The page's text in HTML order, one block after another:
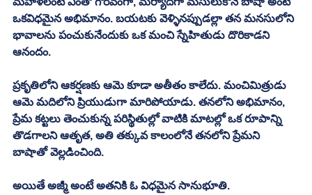
ఒకవిధమైన అభిమానం. బయటకు వెళ్ళినప్పుడల్లా తన మనసులోని
భావాలను పంచుకునేందుకు ఒక మంచి స్నేహితుడు దొరికాడని
ఆనందం.
ప్రకృతిలోని ఆకర్షణకు ఆమె కూడా అతీతం కాలేదు. మంచిమిత్రుడు
ఆమె మదిలోని ప్రియుడుగా మారిపోయాడు. తనలోని అభిమానం,
ప్రేమ కట్టలు తెంచుకున్న పరిస్థితుల్లో వాటికి మాటల్లో ఒక రూపాన్ని
తొడగాలని ఆతృత, అతి తక్కువ కాలంలోనే తనలోని ప్రేమని
బాషాతో వెల్లడించింది.
అయితే అజ్మీ అంటే అతనికి ఓ విధమైన సానుభూతి.